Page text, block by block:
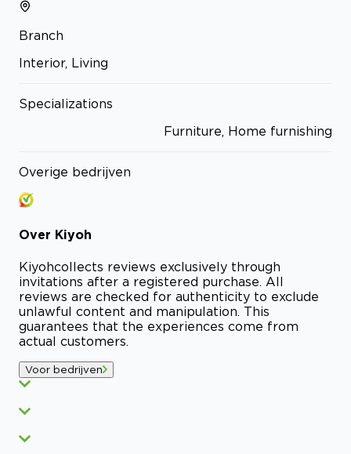
Branch
Interior, Living
Specializations
Furniture, Home furnishing
Overige bedrijven
Over Kiyoh
Kiyohcollects reviews exclusively through
invitations after a registered purchase. All
reviews are checked for authenticity to exclude
unlawful content and manipulation. This
guarantees that the experiences come from
actual customers.
Voor bedrijven